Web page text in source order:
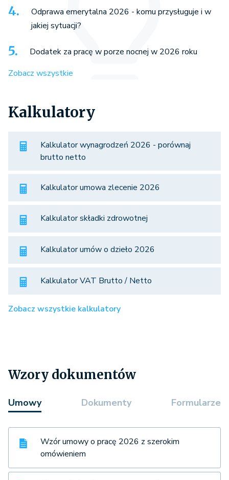
Odprawa emerytalna 2026 - komu przysługuje i w
jakiej sytuacji?
Dodatek za pracę w porze nocnej w 2026 roku
Zobacz wszystkie
Kalkulatory
Kalkulator wynagrodzeń 2026 - porównaj
brutto netto
Kalkulator umowa zlecenie 2026
Kalkulator składki zdrowotnej
Kalkulator umów o dzieło 2026
Kalkulator VAT Brutto / Netto
Zobacz wszystkie kalkulatory
Wzory dokumentów
Umowy Dokumenty Formularze
Wzór umowy o pracę 2026 z szerokim
omówieniem